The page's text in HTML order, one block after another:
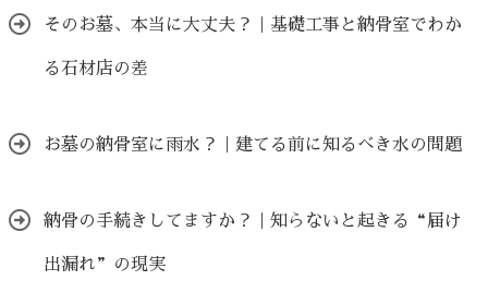
そのお墓、本当に大丈夫？｜基礎工事と納骨室でわか
る石材店の差
お墓の納骨室に雨水？｜建てる前に知るべき水の問題
納骨の手続きしてますか？｜知らないと起きる“届け
出漏れ”の現実